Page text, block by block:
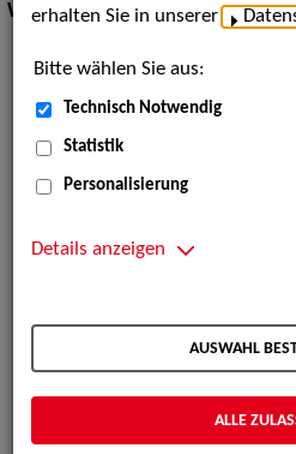
Walk Acts Animation:
erhalten Sie in unserer
Bitte wählen Sie aus:
Technisch Notwendig
Statistik
Personalisierung
Details anzeigen
AUSWAHL
ALLE